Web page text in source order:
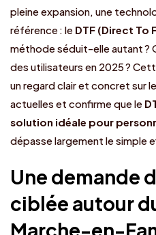
pleine expansion, une
référence : le DTF (Direct To
méthode séduit-elle autant ?
des utilisateurs en 2025 ?
un regard clair et concret sur
actuelles et confirme que le
solution idéale pour
dépasse largement le simple
Une demande
ciblée autour
Marche-en-